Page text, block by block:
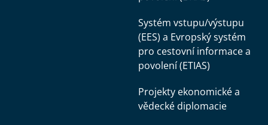
Systém vstupu/výstupu
(EES) a Evropský systém
pro cestovní informace a
povolení (ETIAS)
Projekty ekonomické a
vědecké diplomacie